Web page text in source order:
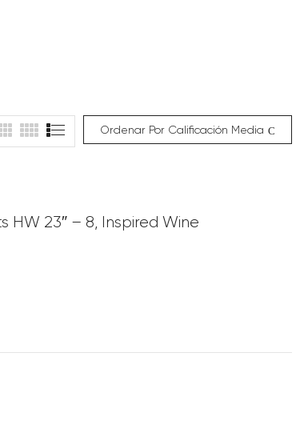
Ordenar Por Calificación Media
HW 23″ – 8, Inspired Wine